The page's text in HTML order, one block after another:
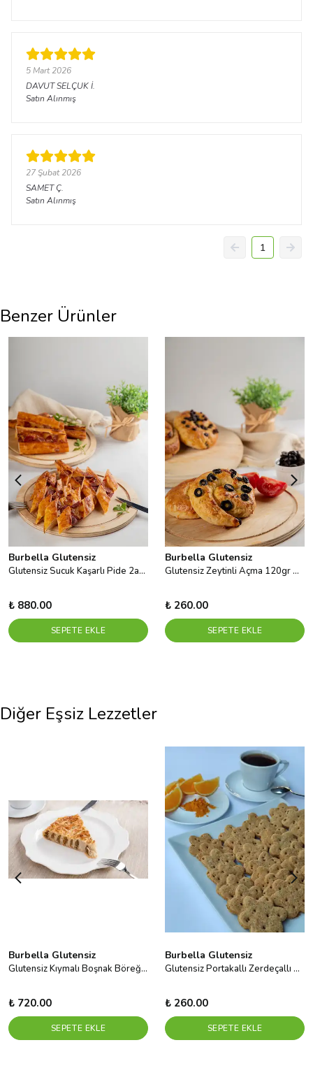
5 Mart 2026
DAVUT SELÇUKİ.
Satın Alınmış
27 Şubat 2026
SAMET Ç.
Satın Alınmış
1
Benzer Ürünler
Burbella Glutensiz
Glutensiz Sucuk Kaşarlı Pide 2adet
₺ 880.00
SEPETE EKLE
Burbella Glutensiz
Glutensiz Zeytinli Açma 120gr X 3ad
₺ 260.00
SEPETE EKLE
Diğer Eşsiz Lezzetler
Burbella Glutensiz
Glutensiz Kıymalı Boşnak Böreği 400 g
₺ 720.00
SEPETE EKLE
Burbella Glutensiz
Glutensiz Portakallı Zerdeçallı Bisküvi
₺ 260.00
SEPETE EKLE